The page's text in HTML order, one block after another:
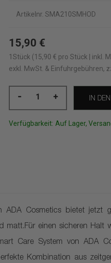
Artikelnr. SMA210SMHOD
15,90 €
1Stück (15,90 € pro Stück | inkl.
exkl. MwSt. & Einfuhrgebühren,
- + IN
Verfügbarkeit: Auf Lager,
Cosmetics bietet jetzt
einen sicheren Halt
Care System von ADA
Kombination aus